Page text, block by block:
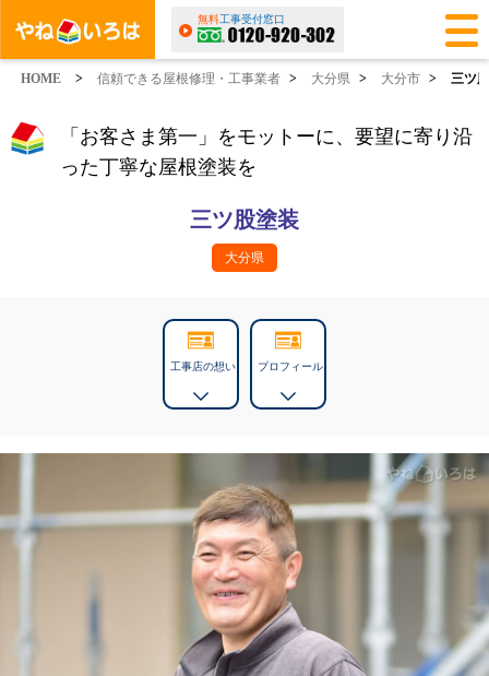
無料工事受付窓口
HOME > 信頼できる屋根修理・工事業者 > 大分県 > 大分市 > 三ツ
「お客さま第一」をモットーに、要望に寄り沿
った丁寧な屋根塗装を
三ツ股塗装
大分県
工事店の想い プロフィール